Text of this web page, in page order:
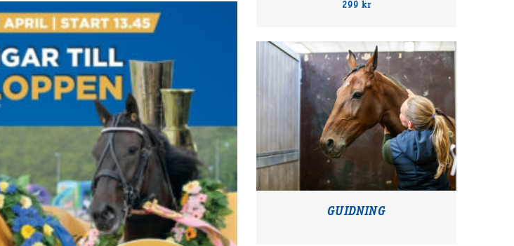
299 kr
GUIDNING